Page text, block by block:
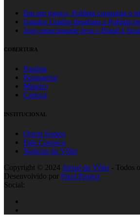
Em um jogaço, Polônia conquista o
Estados Unidos desafiam a Polônia
Jogo emocionante leva o Brasil à
COBERTURA
Paulista
Paranaense
Mineiro
Carioca
INSTITUCIONAL
Quem Somos
Fale Conosco
Notícias do Vôlei
Copyright © 2024 Jornal do Vôlei - Todos
Desenvolvido por Pixel Project
Social: